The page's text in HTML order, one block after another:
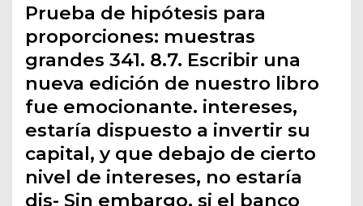
Prueba de hipótesis para
proporciones: muestras
grandes 341. 8.7. Escribir una
nueva edición de nuestro libro
fue emocionante. intereses,
estaría dispuesto a invertir su
capital, y que debajo de cierto
nivel de intereses, no estaría
dis- Sin embargo, si el banco